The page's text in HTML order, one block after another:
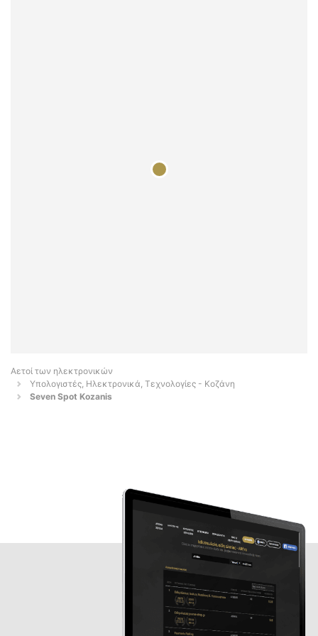
Αετοί των ηλεκτρονικών
Υπολογιστές, Ηλεκτρονικά, Τεχνολογίες - Κοζάνη
Seven Spot Kozanis